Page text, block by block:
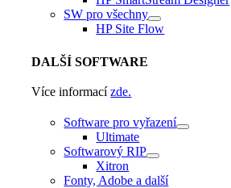
SW pro všechny
HP Site Flow
DALŠÍ SOFTWARE
Více informacízde.
Software pro vyřazení
Ultimate
Softwarový RIP
Xitron
Fonty, Adobe a další